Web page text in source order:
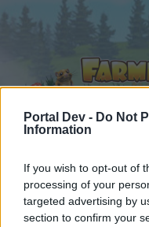
Portal Dev - Do Not
Information
If you wish to opt-out of
processing of your
targeted advertising by
section to confirm your
Startseite Foren